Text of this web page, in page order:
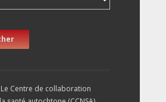
Centre de collaboration